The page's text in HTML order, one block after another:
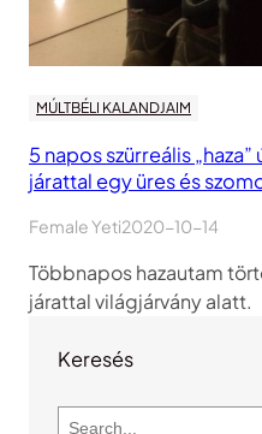
MÚLTBÉLI KALANDJAIM
5 napos szürreális
járattal egy üres és
Female Yeti2020-10-14
Többnapos hazautam
járattal világjárvány alatt.
Keresés